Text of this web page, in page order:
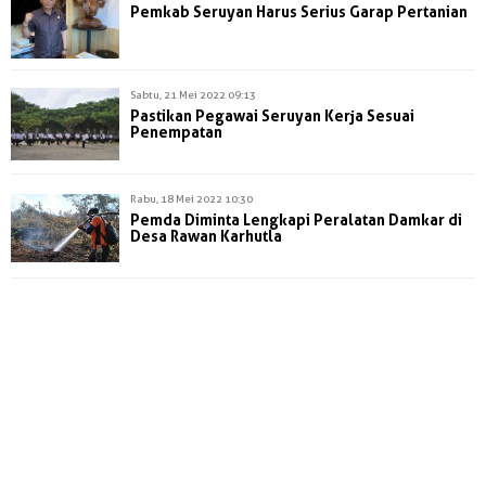
Pemkab Seruyan Harus Serius Garap Pertanian
Sabtu, 21 Mei 2022 09:13
Pastikan Pegawai Seruyan Kerja Sesuai
Penempatan
Rabu, 18 Mei 2022 10:30
Pemda Diminta Lengkapi Peralatan Damkar di
Desa Rawan Karhutla